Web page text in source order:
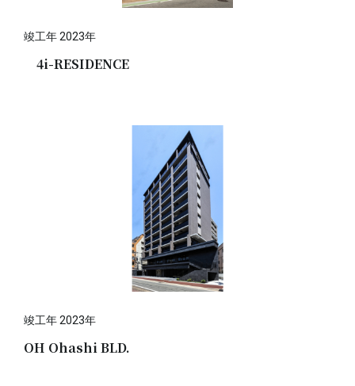
竣工年 2023年
4i-RESIDENCE
竣工年 2023年
OH Ohashi BLD.